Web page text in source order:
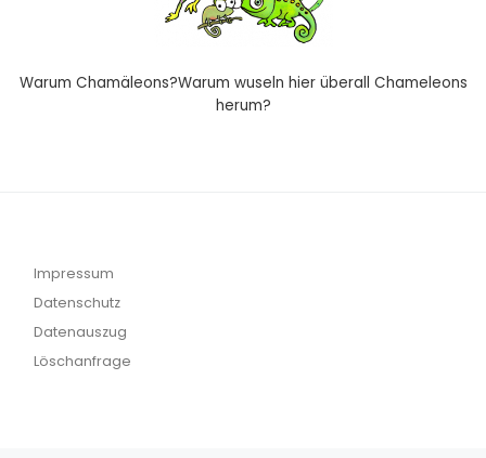
Warum Chamäleons?Warum wuseln hier überall Chameleons
herum?
Impressum
Datenschutz
Datenauszug
Löschanfrage